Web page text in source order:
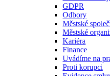
GDPR
Odbory
Městské
Městské
Kariéra
Finance
Uvádíme na
Proti korupci